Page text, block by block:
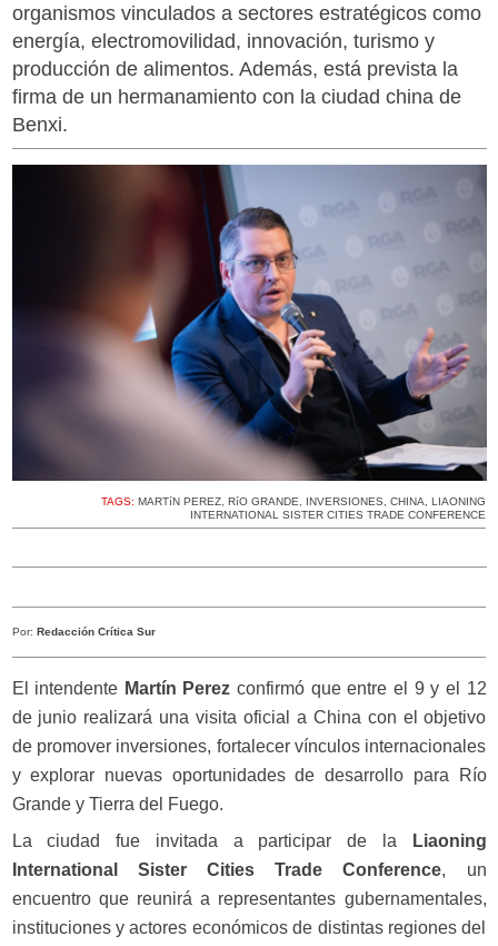
organismos vinculados a sectores estratégicos como
energía, electromovilidad, innovación, turismo y
producción de alimentos. Además, está prevista la
firma de un hermanamiento con la ciudad china de
Benxi.
TAGS: MARTíN PEREZ RíO GRANDE INVERSIONES CHINA
LIAONING
INTERNATIONAL SISTER CITIES TRADE CONFERENCE
Por: Redacción Crítica Sur
El intendente Martín Perez confirmó que entre el 9 y el 12
de junio realizará una visita oficial a China con el objetivo
de promover inversiones, fortalecer vínculos internacionales
y explorar nuevas oportunidades de desarrollo para Río
Grande y Tierra del Fuego.
La ciudad fue invitada a participar de la
Liaoning
International Sister Cities Trade Conference, un
encuentro que reunirá a representantes gubernamentales,
instituciones y actores económicos de distintas regiones del